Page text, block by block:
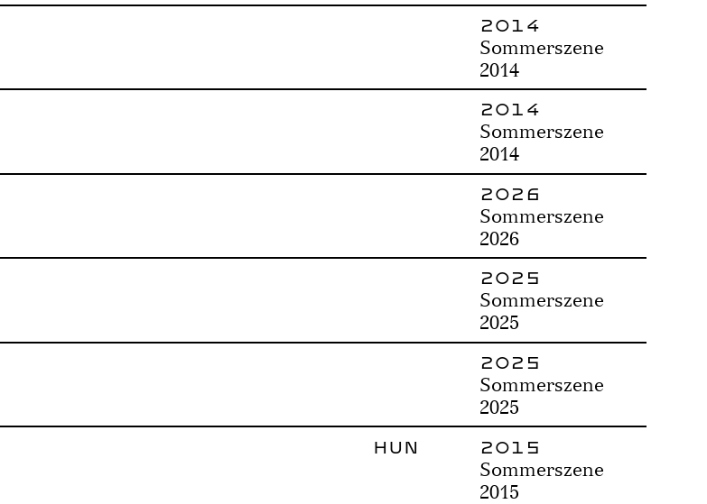
2014
Sommerszene
2014
2014
Sommerszene
2014
2026
Sommerszene
2026
2025
Sommerszene
2025
2025
Sommerszene
2025
HUN 2015
Sommerszene
2015